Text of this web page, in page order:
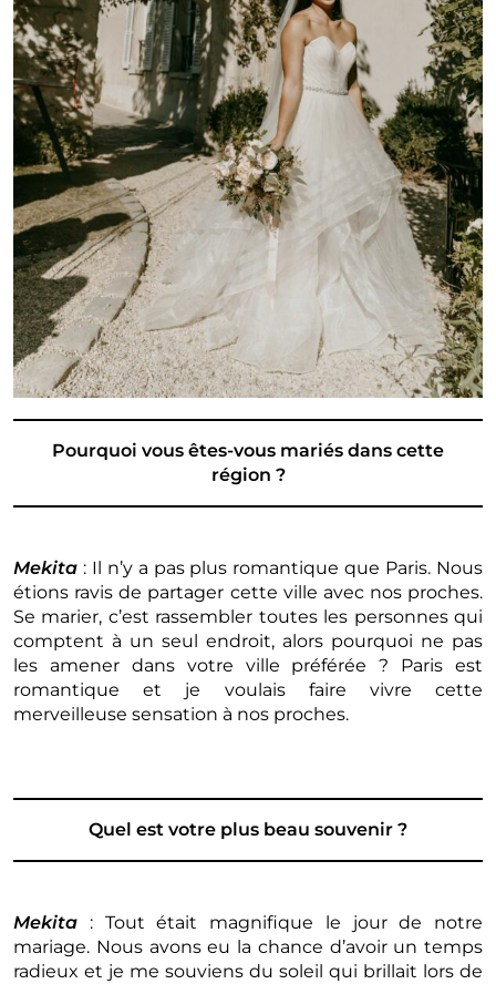
Pourquoi vous êtes-vous mariés dans cette
région ?
Mekita : Il n’y a pas plus romantique que Paris. Nous
étions ravis de partager cette ville avec nos proches.
Se marier, c’est rassembler toutes les personnes qui
comptent à un seul endroit, alors pourquoi ne pas
les amener dans votre ville préférée ? Paris est
romantique et je voulais faire vivre cette
merveilleuse sensation à nos proches.
Quel est votre plus beau souvenir ?
Mekita : Tout était magnifique le jour de notre
mariage. Nous avons eu la chance d’avoir un temps
radieux et je me souviens du soleil qui brillait lors de